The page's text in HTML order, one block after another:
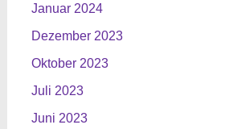
Januar 2024
Dezember 2023
Oktober 2023
Juli 2023
Juni 2023